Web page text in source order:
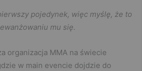
pojedynek, więc myślę, że to
mu się.
organizacja MMA na świecie
w main evencie dojdzie do